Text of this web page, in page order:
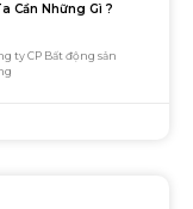
Cần Những Gì ?
ty CP Bất động sản